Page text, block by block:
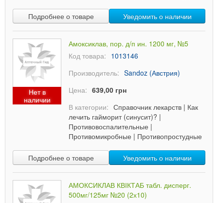
Подробнее о товаре Уведомить о наличии
Нет в
наличии
Амоксиклав, пор. д/п ин. 1200 мг, №5
Код товара: 1013146
Производитель: Sandoz (Австрия)
Цена: 639,00 грн
В категории: Справочник лекарств | Как
лечить гайморит (синусит)? |
Противовоспалительные |
Противомикробные | Противопростудные
Подробнее о товаре Уведомить о наличии
АМОКСИКЛАВ КВІКТАБ табл. дисперг.
500мг/125мг №20 (2х10)